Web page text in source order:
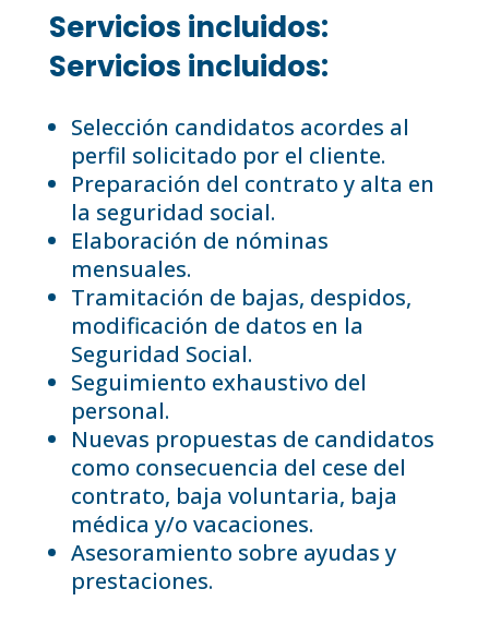
Servicios incluidos:
Servicios incluidos:
Selección candidatos acordes al
perfil solicitado por el cliente.
Preparación del contrato y alta en
la seguridad social.
Elaboración de nóminas
mensuales.
Tramitación de bajas, despidos,
modificación de datos en la
Seguridad Social.
Seguimiento exhaustivo del
personal.
Nuevas propuestas de candidatos
como consecuencia del cese del
contrato, baja voluntaria, baja
médica y/o vacaciones.
Asesoramiento sobre ayudas y
prestaciones.